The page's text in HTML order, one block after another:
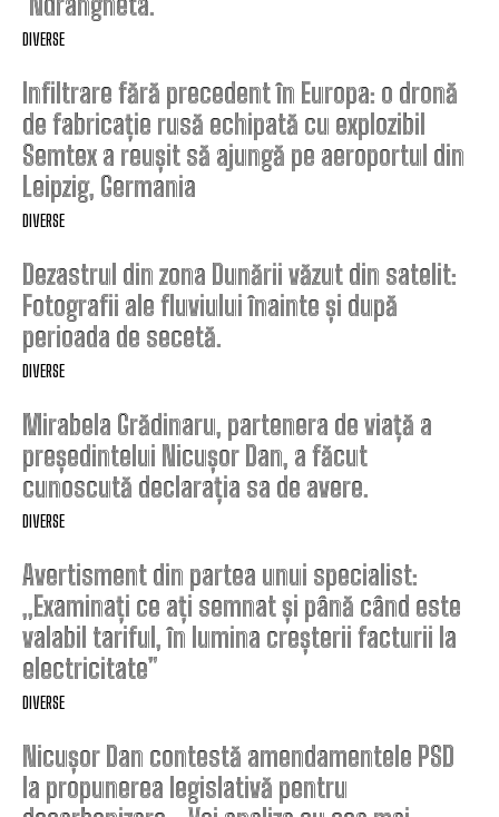
DIVERSE
Infiltrare fără precedent în Europa: o dronă
de fabricație rusă echipată cu explozibil
Semtex a reușit să ajungă pe aeroportul din
Leipzig, Germania
DIVERSE
Dezastrul din zona Dunării văzut din satelit:
Fotografii ale fluviului înainte și după
perioada de secetă.
DIVERSE
Mirabela Grădinaru, partenera de viață a
președintelui Nicușor Dan, a făcut
cunoscută declarația sa de avere.
DIVERSE
Avertisment din partea unui specialist:
„Examinați ce ați semnat și până când este
valabil tariful, în lumina creșterii facturii la
electricitate”
DIVERSE
Nicușor Dan contestă amendamentele PSD
la propunerea legislativă pentru